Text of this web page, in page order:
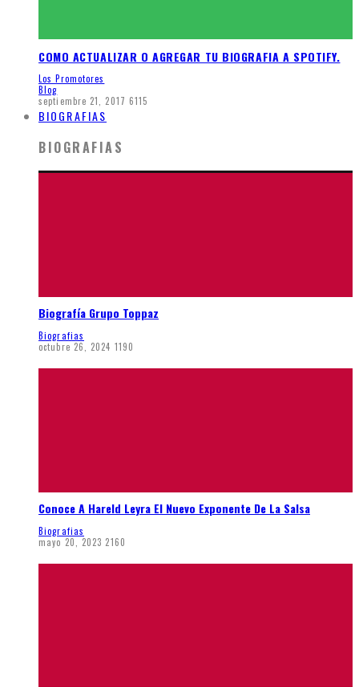
COMO ACTUALIZAR O AGREGAR TU BIOGRAFIA A SPOTIFY.
Los Promotores
Blog
septiembre 21, 2017 6115
BIOGRAFIAS
BIOGRAFIAS
Biografía Grupo Toppaz
Biografias
octubre 26, 2024 1190
Conoce A Hareld Leyra El Nuevo Exponente De La Salsa
Biografias
mayo 20, 2023 2160